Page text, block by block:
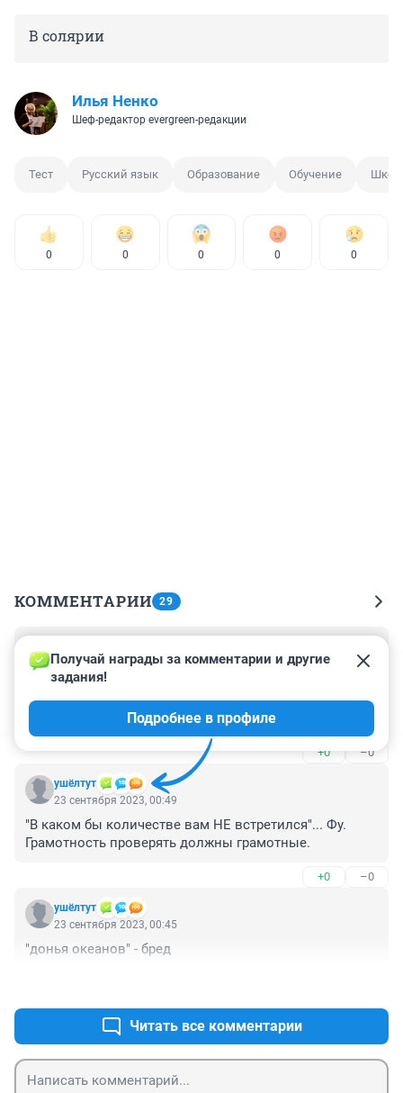
В солярии
Илья Ненко
Шеф-редактор evergreen-редакции
Тест Русский язык Образование Обучение
0 0 0 0 0
КОММЕНТАРИИ 29
28 сентября 2023, 08:52
"Глаза твои как днища океанов" - надо запомнить,
буду так говорить всем непонравившимся девушкам
+0 –0
ушёлтут
Получай награды за комментарии и другие
задания!
Подробнее в профиле
23 сентября 2023, 00:49
"В каком бы количестве вам НЕ встретился"... Фу.
Грамотность проверять должны грамотные.
+0 –0
ушёлтут
23 сентября 2023, 00:45
"донья океанов" - бред
Читать все комментарии